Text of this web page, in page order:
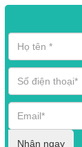
Nhận ngay